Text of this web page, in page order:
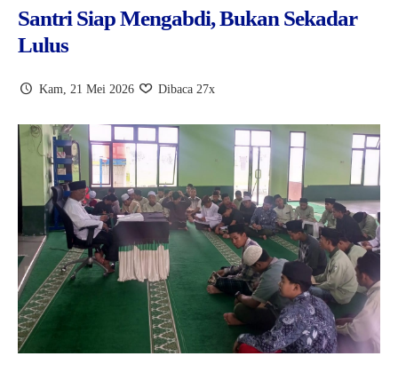
Kaldik Madrasah 2025-2026
Foto Akhwat 2025
Hasil Belajar
Kuesioner
Santri Siap Mengabdi, Bukan Sekadar
Lulus
Kam, 21 Mei 2026 Dibaca 27x